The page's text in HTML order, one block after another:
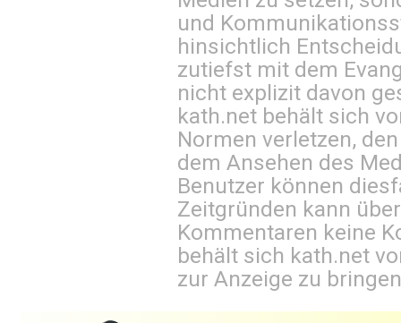
und
hinsichtlich
zutiefst mit dem
nicht explizit davon
kath.net behält sich
Normen verletzen,
dem Ansehen des
Benutzer können
Zeitgründen kann
Kommentaren keine
behält sich kath.net
zur Anzeige zu